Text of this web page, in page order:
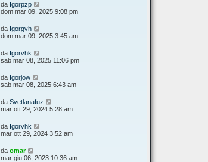
da Igorpzp
dom mar 09, 2025 9:08 pm
da Igorgvh
dom mar 09, 2025 3:45 am
da Igorvhk
sab mar 08, 2025 11:06 pm
da Igorjow
sab mar 08, 2025 6:43 am
da Svetlanafuz
mar ott 29, 2024 5:28 am
da Igorvhk
mar ott 29, 2024 3:52 am
da omar
mar giu 06, 2023 10:36 am